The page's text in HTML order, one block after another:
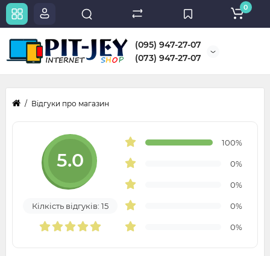
(095) 947-27-07
(073) 947-27-07
0
Відгуки про магазин
5.0
Кілкість відгуків: 15
100%
0%
0%
0%
0%